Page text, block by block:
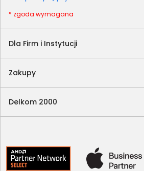
Dla Firm i Instytucji
Zakupy
Delkom 2000
* zgoda wymagana